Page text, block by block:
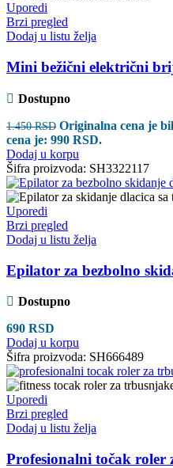
Uporedi
Brzi pregled
Dodaj u listu želja
Mini bežični električni
Dostupno
1.450RSD Originalna cena je
cena je: 990 RSD.
Dodaj u korpu
Šifra proizvoda: SH3322117
Uporedi
Brzi pregled
Dodaj u listu želja
Epilator za bezbolno
Dostupno
690 RSD
Dodaj u korpu
Šifra proizvoda: SH666489
Uporedi
Brzi pregled
Dodaj u listu želja
Profesionalni točak roler